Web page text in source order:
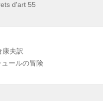
d'art 55
康夫訳
ールの冒険